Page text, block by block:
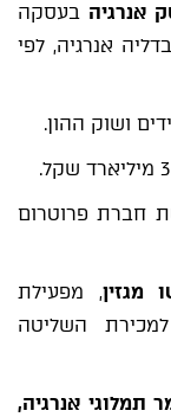
אנרגיה בעסקה
אנרגיה, לפי
ושוק ההון.
חברת פרוטרום
מגזין, מפעילת
השליטה
תמלוגי אנרגיה,